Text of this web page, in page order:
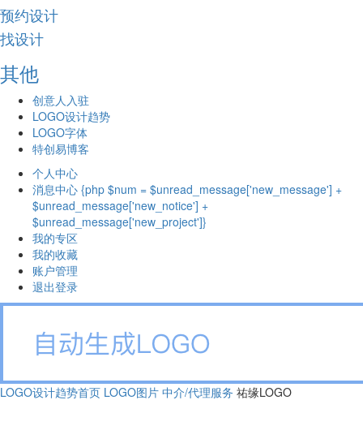
预约设计
找设计
其他
创意人入驻
LOGO设计趋势
LOGO字体
特创易博客
个人中心
消息中心 {php $num = $unread_message['new_message'] +
$unread_message['new_notice'] +
$unread_message['new_project']}
我的专区
我的收藏
账户管理
退出登录
LOGO设计趋势首页 LOGO图片 中介/代理服务 祐缘LOGO